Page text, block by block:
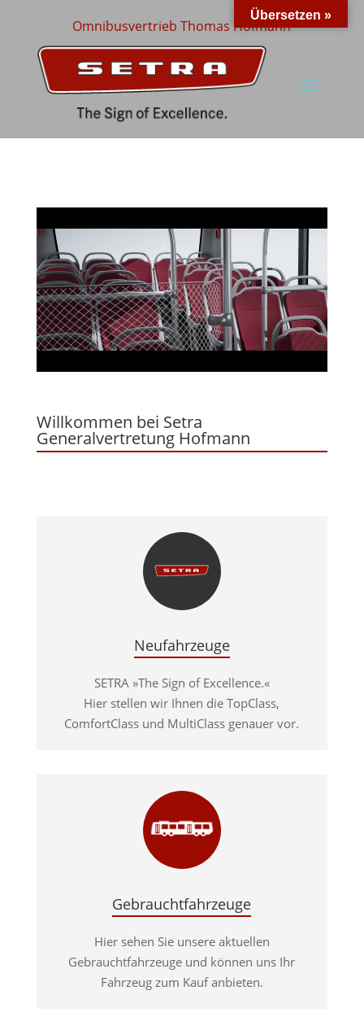
Omnibusvertrieb Thomas Hofmann
Willkommen bei Setra
Generalvertretung Hofmann
Neufahrzeuge
SETRA »The Sign of Excellence.«
Hier stellen wir Ihnen die TopClass,
ComfortClass und MultiClass genauer vor.
Gebrauchtfahrzeuge
Hier sehen Sie unsere aktuellen
Gebrauchtfahrzeuge und können uns Ihr
Fahrzeug zum Kauf anbieten.
Übersetzen »